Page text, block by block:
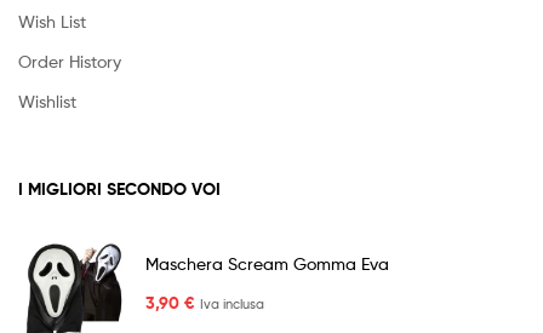
Wish List
Order History
Wishlist
I MIGLIORI SECONDO VOI
Maschera Scream Gomma Eva
3,90 € Iva inclusa